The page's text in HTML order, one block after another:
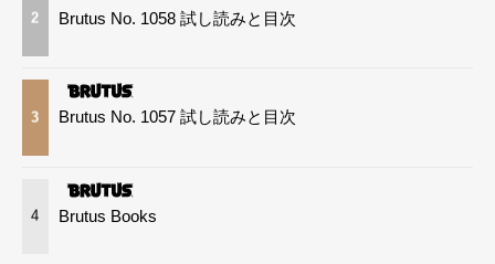
2 Brutus No. 1058 試し読みと目次
3 Brutus No. 1057 試し読みと目次
4 Brutus Books